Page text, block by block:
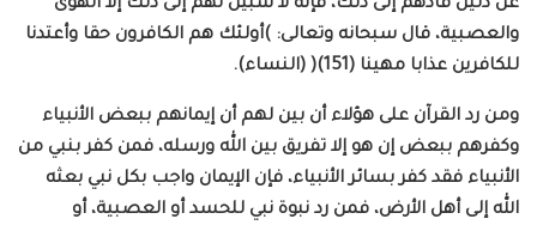
عن دليل قادهم إلى ذلك، فإنه لا سبيل لهم إلى ذلك إلا الهوى
والعصبية، قال سبحانه وتعالى: )أولئك هم الكافرون حقا وأعتدنا
للكافرين عذابا مهينا (151)( (النساء).
ومن رد القرآن على هؤلاء أن بين لهم أن إيمانهم ببعض الأنبياء
وكفرهم ببعض إن هو إلا تفريق بين الله ورسله، فمن كفر بنبي من
الأنبياء فقد كفر بسائر الأنبياء، فإن الإيمان واجب بكل نبي بعثه
الله إلى أهل الأرض، فمن رد نبوة نبي للحسد أو العصبية، أو